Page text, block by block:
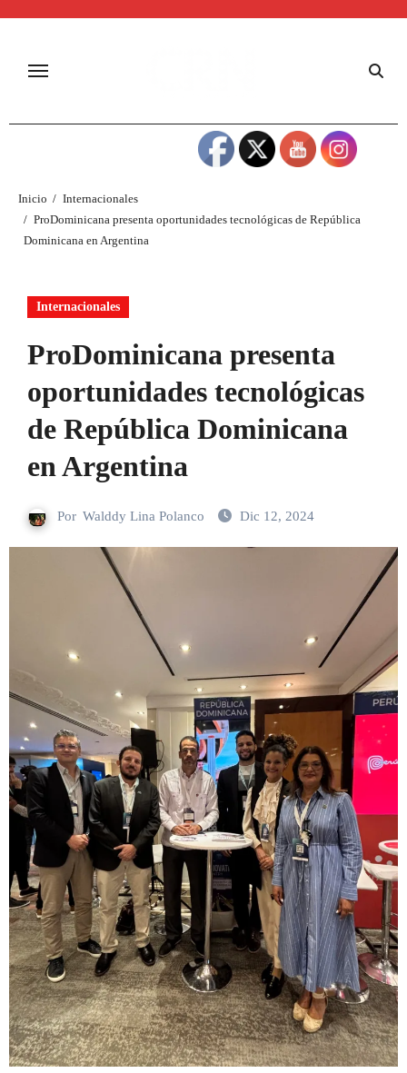
Inicio
Internacionales
ProDominicana presenta oportunidades tecnológicas de República
Dominicana en Argentina
Internacionales
ProDominicana presenta
oportunidades tecnológicas
de República Dominicana
en Argentina
Por Walddy Lina Polanco Dic 12, 2024